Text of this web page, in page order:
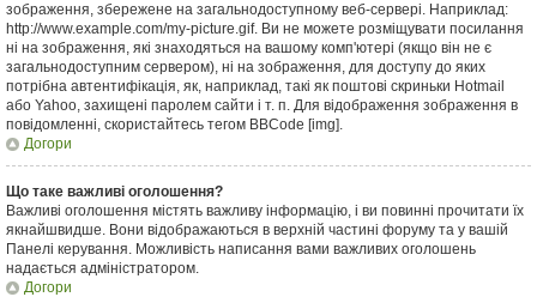
зображення, збережене на загальнодоступному веб-сервері. Наприклад:
http://www.example.com/my-picture.gif. Ви не можете розміщувати посилання
ні на зображення, які знаходяться на вашому комп'ютері (якщо він не є
загальнодоступним сервером), ні на зображення, для доступу до яких
потрібна автентифікація, як, наприклад, такі як поштові скриньки Hotmail
або Yahoo, захищені паролем сайти і т. п. Для відображення зображення в
повідомленні, скористайтесь тегом BBCode [img].
Догори
Що таке важливі оголошення?
Важливі оголошення містять важливу інформацію, і ви повинні прочитати їх
якнайшвидше. Вони відображаються в верхній частині форуму та у вашій
Панелі керування. Можливість написання вами важливих оголошень
надається адміністратором.
Догори